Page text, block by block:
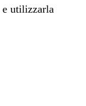
utilizzarla